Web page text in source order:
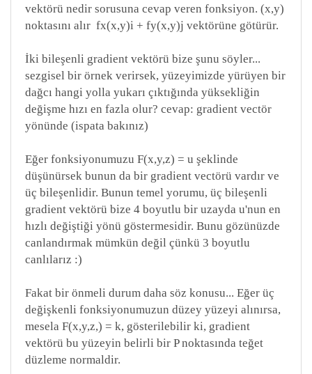
vektörü nedir sorusuna cevap veren fonksiyon. (x,y)
noktasını alır fx(x,y)i + fy(x,y)j vektörüne götürür.
İki bileşenli gradient vektörü bize şunu söyler...
sezgisel bir örnek verirsek, yüzeyimizde yürüyen bir
dağcı hangi yolla yukarı çıktığında yüksekliğin
değişme hızı en fazla olur? cevap: gradient vectör
yönünde (ispata bakınız)
Eğer fonksiyonumuzu F(x,y,z) = u şeklinde
düşünürsek bunun da bir gradient vectörü vardır ve
üç bileşenlidir. Bunun temel yorumu, üç bileşenli
gradient vektörü bize 4 boyutlu bir uzayda u'nun en
hızlı değiştiği yönü göstermesidir. Bunu gözünüzde
canlandırmak mümkün değil çünkü 3 boyutlu
canlılarız :)
Fakat bir önmeli durum daha söz konusu... Eğer üç
değişkenli fonksiyonumuzun düzey yüzeyi alınırsa,
mesela F(x,y,z,) = k, gösterilebilir ki, gradient
vektörü bu yüzeyin belirli bir P noktasında teğet
düzleme normaldir.